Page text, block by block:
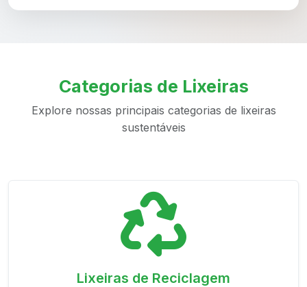
Categorias de Lixeiras
Explore nossas principais categorias de lixeiras
sustentáveis
Lixeiras de Reciclagem